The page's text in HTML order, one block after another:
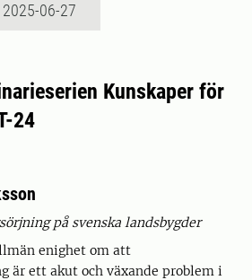
06-27
Kunskaper för
24
på svenska landsbygder
enighet om att
är ett akut och växande problem i